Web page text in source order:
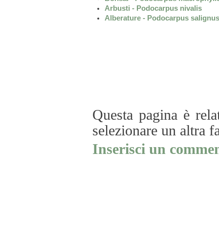
Arbusti - Podocarpus nivalis
Alberature - Podocarpus salignus
Questa pagina è
selezionare un altra
Inserisci un